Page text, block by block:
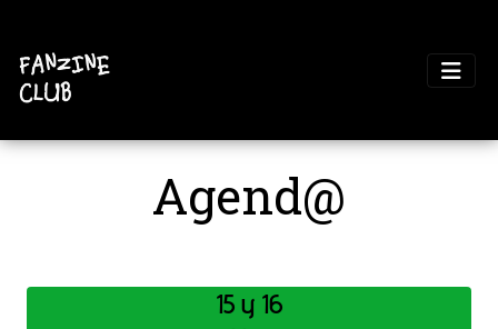
Agend@
15 y 16